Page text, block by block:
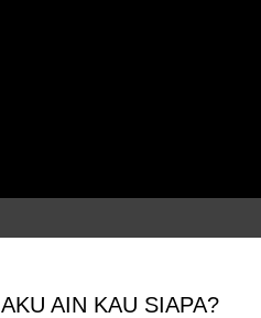
AKU AIN KAU SIAPA?